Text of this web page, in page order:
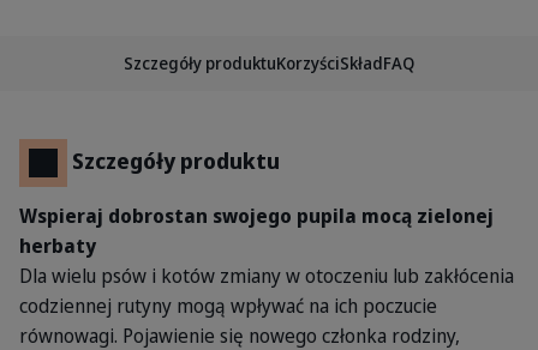
Szczegóły produktuKorzyściSkładFAQ
Szczegóły produktu
Wspieraj dobrostan swojego pupila mocą zielonej
herbaty
Dla wielu psów i kotów zmiany w otoczeniu lub zakłócenia
codziennej rutyny mogą wpływać na ich poczucie
równowagi. Pojawienie się nowego członka rodziny,